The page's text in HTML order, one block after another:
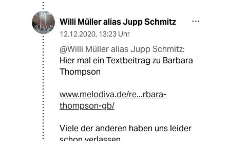
Willi Müller alias Jupp Schmitz
12.12.2020, 13:23 Uhr
@Willi Müller alias Jupp Schmitz:
Hier mal ein Textbeitrag zu Barbara
Thompson
www.melodiva.de/re...rbara-
thompson-gb/
Viele der anderen haben uns leider